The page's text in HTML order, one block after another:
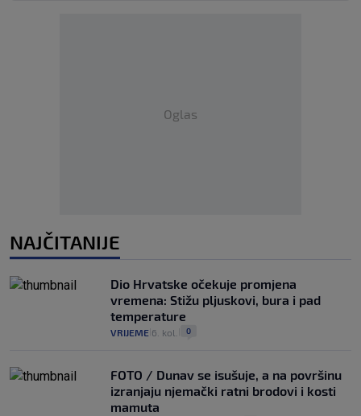
Oglas
NAJČITANIJE
Dio Hrvatske očekuje promjena
vremena: Stižu pljuskovi, bura i pad
temperature
VRIJEME 6. kol. 0
FOTO / Dunav se isušuje, a na površinu
izranjaju njemački ratni brodovi i kosti
mamuta